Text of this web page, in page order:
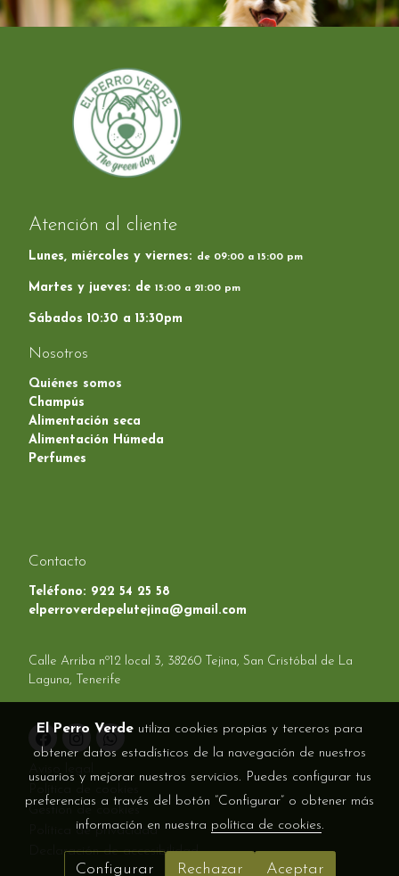
Atención al cliente
Lunes, miércoles y viernes: de 09:00 a 15:00 pm
Martes y jueves: de 15:00 a 21:00 pm
Sábados 10:30 a 13:30pm
Nosotros
Quiénes somos
Champús
Alimentación seca
Alimentación Húmeda
Perfumes
Contacto
Teléfono: 922 54 25 58
elperroverdepelutejina@gmail.com
Calle Arriba nº12 local 3, 38260 Tejina, San Cristóbal de La
Laguna, Tenerife
Política de privacidad
Declaración de accesibilidad
El Perro Verde utiliza cookies propias y terceros para
obtener datos estadísticos de la navegación de nuestros
usuarios y mejorar nuestros servicios. Puedes configurar tus
preferencias a través del botón “Configurar” o obtener más
información en nuestra política de cookies.
Configurar Rechazar Aceptar